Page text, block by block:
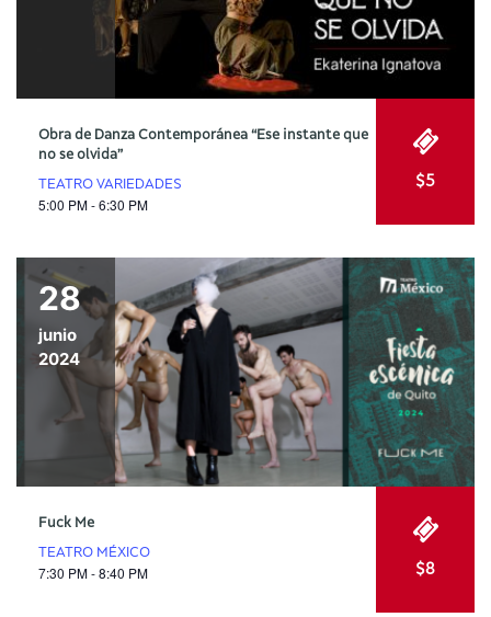
Obra de Danza Contemporánea “Ese instante que
no se olvida”
TEATRO VARIEDADES
5:00 PM - 6:30 PM
$5
28
junio
2024
Fuck Me
TEATRO MÉXICO
7:30 PM - 8:40 PM $8